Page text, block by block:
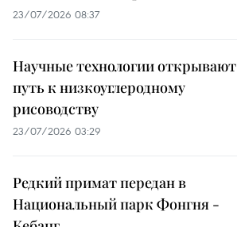
23/07/2026 08:37
Научные технологии открывают
путь к низкоуглеродному
рисоводству
23/07/2026 03:29
Редкий примат передан в
Национальный парк Фонгня -